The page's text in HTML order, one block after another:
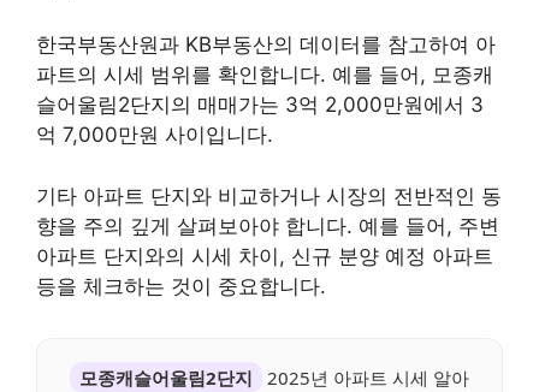
한국부동산원과 KB부동산의 데이터를 참고하여 아
파트의 시세 범위를 확인합니다. 예를 들어, 모종캐
슬어울림2단지의 매매가는 3억 2,000만원에서 3
억 7,000만원 사이입니다.
기타 아파트 단지와 비교하거나 시장의 전반적인 동
향을 주의 깊게 살펴보아야 합니다. 예를 들어, 주변
아파트 단지와의 시세 차이, 신규 분양 예정 아파트
등을 체크하는 것이 중요합니다.
모종캐슬어울림2단지
2025년 아파트 시세 알아